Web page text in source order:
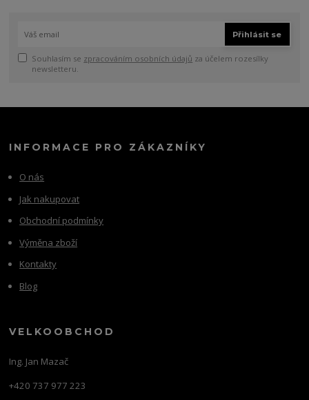
Přihlásit se
Souhlasím se zpracováním osobních údajů za účelem rozesílky
newsletteru.
INFORMACE PRO ZÁKAZNÍKY
O nás
Jak nakupovat
Obchodní podmínky
Výměna zboží
Kontakty
Blog
VELKOOBCHOD
Ing. Jan Mazač
+420 737 977 223